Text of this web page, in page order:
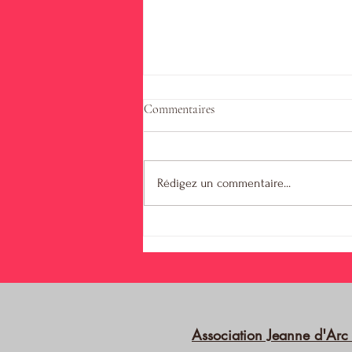
Commentaires
Rédigez un commentaire...
Association Jeanne d'Arc